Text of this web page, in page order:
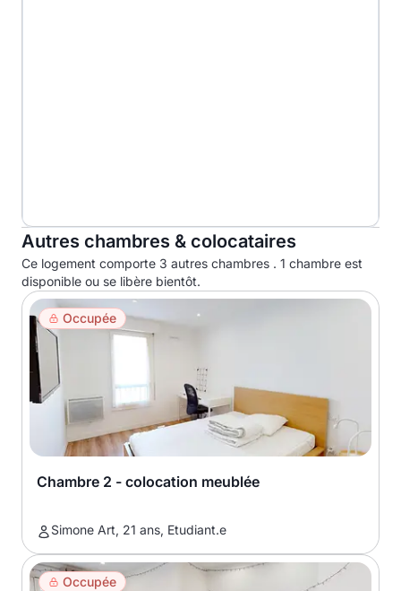
Autres chambres & colocataires
Ce logement comporte 3 autres chambres . 1 chambre est
disponible ou se libère bientôt.
Occupée
Chambre 2 - colocation meublée
Simone Art, 21 ans, Etudiant.e
Occupée